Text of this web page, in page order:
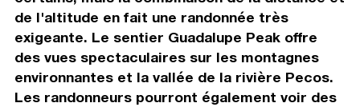
de l'altitude en fait une randonnée très
exigeante. Le sentier Guadalupe Peak offre
des vues spectaculaires sur les montagnes
environnantes et la vallée de la rivière Pecos.
Les randonneurs pourront également voir des